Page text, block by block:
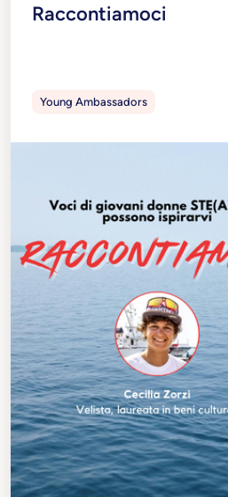
Raccontiamoci
Young Ambassadors